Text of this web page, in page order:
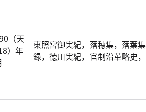
（天
）年
東照宮御実紀，落穂集，落葉
録，徳川実紀，官制沿革略史